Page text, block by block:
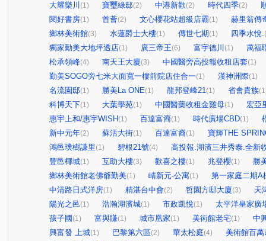
大耀樂川 (1) 寶璽綠邸(2) 中港新歡(2) 時代四季(2)
閱好書房(1) 首薈(2) 文心櫻花站超級店霸(1)
赫里翁傳
鄉林美術館(3) 水蓮爵士大樓(1) 傳世七期(1) 四季水悅.
獨家勤美大地坪透店(1) 廣三帝王(6) 富宇德川 (1)
萬福
松承領峰(4) 南天王大廈(3) 中國醫旁高投報收租店套(1)
勤美SOGO旁七米大面寬一樓前院店住合一(1) 漢神洲際(1)
名流園邸(1) 勝美La ONE(1) 龍邦登峰21(1) 省會貴族
科博天下(1) 大葉學苑(1) 中國醫藥收租金雞母(1)
宏亞
惠宇上和/惠宇WISH(1) 百達富裔(1) 時代廣場CBD(1)
新中元年(2) 蘇活大街(1) 百達富裔(1)
寶輝THE
鴻邑璞樹謙里(1) 碧根21號(4)
高投報.湖濱三井秀泰.全新
豐邑椰城(1) 互助大樓(3) 歡喜之樓(1) 兆登櫻(1)
勝
鄉林美術館老佛爺勤美(1) 崝新元-公寓(1)
第一家庭二期A
中清路日式洋房(1) 精湛台中會(2) 哲園方邸大廈(3)
天
陽光之邑(1) 浩瀚湖濱城(1) 市政凱悅(1)
太平洋皇家廣
孩子國 (1) 富與賺(1) 城市凰家(1) 美術館老宅(1)
中
興富發 上城(1) 巴黎第六區(2) 華太松庭(4)
美術館百